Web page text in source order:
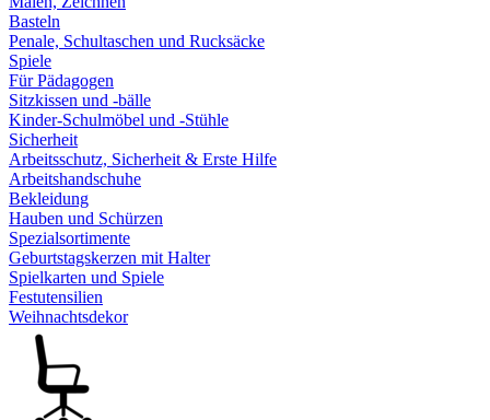
Basteln
Penale, Schultaschen und Rucksäcke
Spiele
Für Pädagogen
Sitzkissen und -bälle
Kinder-Schulmöbel und -Stühle
Sicherheit
Arbeitsschutz, Sicherheit & Erste Hilfe
Arbeitshandschuhe
Bekleidung
Hauben und Schürzen
Spezialsortimente
Geburtstagskerzen mit Halter
Spielkarten und Spiele
Festutensilien
Weihnachtsdekor